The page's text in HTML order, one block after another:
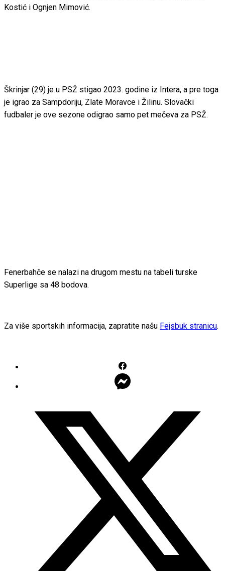
Kostić i Ognjen Mimović.
Škrinjar (29) je u PSŽ stigao 2023. godine iz Intera, a pre toga
je igrao za Sampdoriju, Zlate Moravce i Žilinu. Slovački
fudbaler je ove sezone odigrao samo pet mečeva za PSŽ.
Fenerbahče se nalazi na drugom mestu na tabeli turske
Superlige sa 48 bodova.
Za više sportskih informacija, zapratite našu Fejsbuk stranicu.